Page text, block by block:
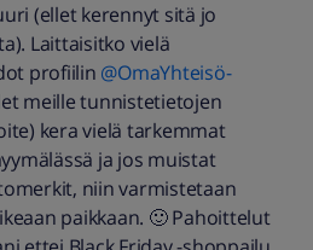
(ellet kerennyt sitä jo
Laittaisitko vielä
profiilin @OmaYhteisö-
meille tunnistetietojen
kera vielä tarkemmat
ja jos muistat
niin varmistetaan
paikkaan. 🙂 Pahoittelut